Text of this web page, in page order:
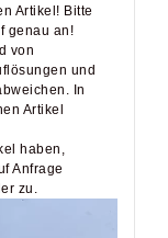
Artikel! Bitte
genau an!
von
und
In
Artikel
haben,
Anfrage
zu.